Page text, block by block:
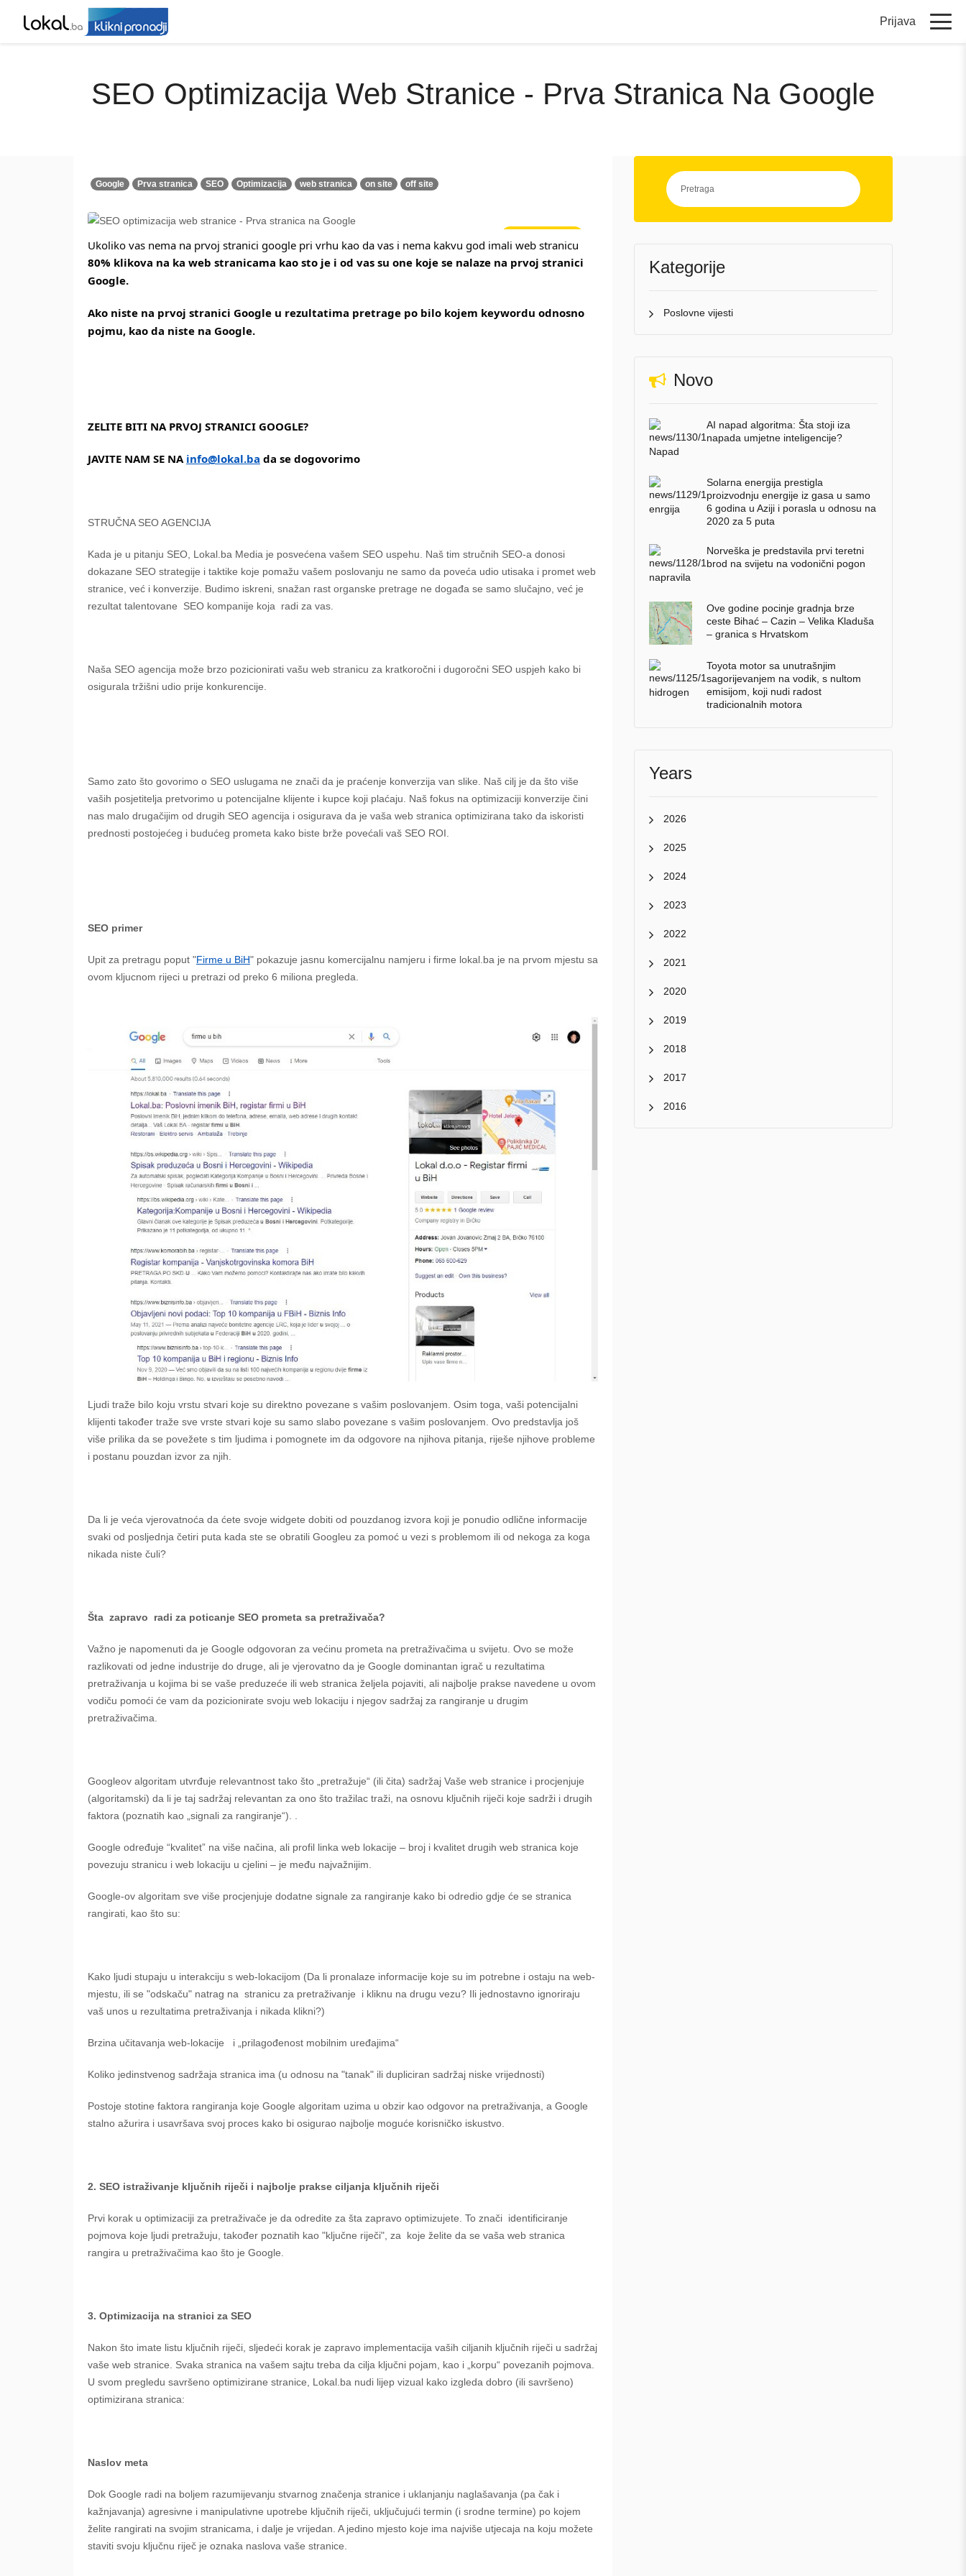
Prijava
SEO Optimizacija Web Stranice - Prva Stranica Na Google
Google Prva stranica SEO Optimizacija web stranica on site off site
Ukoliko vas nema na prvoj stranici google pri vrhu kao da vas i nema kakvu god imali web stranicu
80% klikova na ka web stranicama kao sto je i od vas su one koje se nalaze na prvoj stranici
Google.
Ako niste na prvoj stranici Google u rezultatima pretrage po bilo kojem keywordu odnosno
pojmu, kao da niste na Google.
ZELITE BITI NA PRVOJ STRANICI GOOGLE?
JAVITE NAM SE NA info@lokal.ba da se dogovorimo
STRUČNA SEO AGENCIJA
Kada je u pitanju SEO, Lokal.ba Media je posvećena vašem SEO uspehu. Naš tim stručnih SEO-a donosi
dokazane SEO strategije i taktike koje pomažu vašem poslovanju ne samo da poveća udio utisaka i promet web
stranice, već i konverzije. Budimo iskreni, snažan rast organske pretrage ne događa se samo slučajno, već je
rezultat talentovane SEO kompanije koja radi za vas.
Naša SEO agencija može brzo pozicionirati vašu web stranicu za kratkoročni i dugoročni SEO uspjeh kako bi
osigurala tržišni udio prije konkurencije.
Samo zato što govorimo o SEO uslugama ne znači da je praćenje konverzija van slike. Naš cilj je da što više
vaših posjetitelja pretvorimo u potencijalne klijente i kupce koji plaćaju. Naš fokus na optimizaciji konverzije čini
nas malo drugačijim od drugih SEO agencija i osigurava da je vaša web stranica optimizirana tako da iskoristi
prednosti postojećeg i budućeg prometa kako biste brže povećali vaš SEO ROI.
SEO primer
Upit za pretragu poput "Firme u BiH" pokazuje jasnu komercijalnu namjeru i firme lokal.ba je na prvom mjestu sa
ovom kljucnom rijeci u pretrazi od preko 6 miliona pregleda.
Ljudi traže bilo koju vrstu stvari koje su direktno povezane s vašim poslovanjem. Osim toga, vaši potencijalni
klijenti također traže sve vrste stvari koje su samo slabo povezane s vašim poslovanjem. Ovo predstavlja još
više prilika da se povežete s tim ljudima i pomognete im da odgovore na njihova pitanja, riješe njihove probleme
i postanu pouzdan izvor za njih.
Da li je veća vjerovatnoća da ćete svoje widgete dobiti od pouzdanog izvora koji je ponudio odlične informacije
svaki od posljednja četiri puta kada ste se obratili Googleu za pomoć u vezi s problemom ili od nekoga za koga
nikada niste čuli?
Šta zapravo radi za poticanje SEO prometa sa pretraživača?
Važno je napomenuti da je Google odgovoran za većinu prometa na pretraživačima u svijetu. Ovo se može
razlikovati od jedne industrije do druge, ali je vjerovatno da je Google dominantan igrač u rezultatima
pretraživanja u kojima bi se vaše preduzeće ili web stranica željela pojaviti, ali najbolje prakse navedene u ovom
vodiču pomoći će vam da pozicionirate svoju web lokaciju i njegov sadržaj za rangiranje u drugim
pretraživačima.
Googleov algoritam utvrđuje relevantnost tako što „pretražuje“ (ili čita) sadržaj Vaše web stranice i procjenjuje
(algoritamski) da li je taj sadržaj relevantan za ono što tražilac traži, na osnovu ključnih riječi koje sadrži i drugih
faktora (poznatih kao „signali za rangiranje“). .
Google određuje “kvalitet” na više načina, ali profil linka web lokacije – broj i kvalitet drugih web stranica koje
povezuju stranicu i web lokaciju u cjelini – je među najvažnijim.
Google-ov algoritam sve više procjenjuje dodatne signale za rangiranje kako bi odredio gdje će se stranica
rangirati, kao što su:
Kako ljudi stupaju u interakciju s web-lokacijom (Da li pronalaze informacije koje su im potrebne i ostaju na web-
mjestu, ili se "odskaču" natrag na stranicu za pretraživanje
i kliknu na drugu vezu? Ili jednostavno ignoriraju
vaš unos u rezultatima pretraživanja i nikada klikni?)
Brzina učitavanja web-lokacije i „prilagođenost mobilnim uređajima“
Koliko jedinstvenog sadržaja stranica ima (u odnosu na "tanak" ili dupliciran sadržaj niske vrijednosti)
Postoje stotine faktora rangiranja koje Google algoritam uzima u obzir kao odgovor na pretraživanja, a Google
stalno ažurira i usavršava svoj proces kako bi osigurao najbolje moguće korisničko iskustvo.
2. SEO istraživanje ključnih riječi i najbolje prakse ciljanja ključnih riječi
Prvi korak u optimizaciji za pretraživače je da odredite za šta zapravo optimizujete. To znači identificiranje
pojmova koje ljudi pretražuju, također poznatih kao "ključne riječi", za
koje želite da se vaša web stranica
rangira u pretraživačima kao što je Google.
3. Optimizacija na stranici za SEO
Nakon što imate listu ključnih riječi, sljedeći korak je zapravo implementacija vaših ciljanih ključnih riječi u sadržaj
vaše web stranice. Svaka stranica na vašem sajtu treba da cilja ključni pojam, kao i „korpu“ povezanih pojmova.
U svom pregledu savršeno optimizirane stranice, Lokal.ba nudi lijep vizual kako izgleda dobro (ili savršeno)
optimizirana stranica:
Naslov meta
Dok Google radi na boljem razumijevanju stvarnog značenja stranice i uklanjanju naglašavanja (pa čak i
kažnjavanja) agresivne i manipulativne upotrebe ključnih riječi, uključujući termin (i srodne termine) po kojem
želite rangirati na svojim stranicama, i dalje je vrijedan. A jedino mjesto koje ima najviše utjecaja na koju možete
staviti svoju ključnu riječ je oznaka naslova vaše stranice.
Kategorije
Poslovne vijesti
Novo
AI napad algoritma: Šta stoji iza
napada umjetne inteligencije?
Solarna energija prestigla
proizvodnju energije iz gasa u samo
6 godina u Aziji i porasla u odnosu na
2020 za 5 puta
Norveška je predstavila prvi teretni
brod na svijetu na vodonični pogon
Ove godine pocinje gradnja brze
ceste Bihać – Cazin – Velika Kladuša
– granica s Hrvatskom
Toyota motor sa unutrašnjim
sagorijevanjem na vodik, s nultom
emisijom, koji nudi radost
tradicionalnih motora
Years
2026
2025
2024
2023
2022
2021
2020
2019
2018
2017
2016